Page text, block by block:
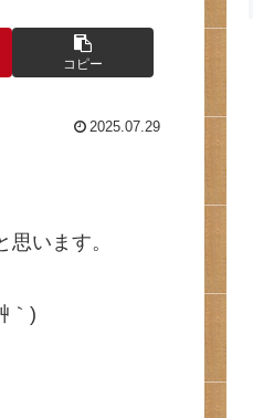
コピー
2025.07.29
います。
｀)